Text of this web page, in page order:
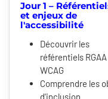
Jour 1 –
et enjeux de
l'accessibilité
Découvrir les
référentiels
WCAG
Comprendre les
d'inclusion